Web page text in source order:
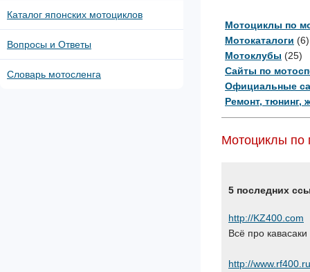
Каталог японских мотоциклов
Вопросы и Ответы
Словарь мотосленга
Мотоциклы по
Мотокаталоги (6)
Мотоклубы (25)
Сайты по
Официальные
Ремонт, тюнинг,
Мотоциклы по
5 последних
http://KZ400.com
Всё про
http://www.rf400.ru